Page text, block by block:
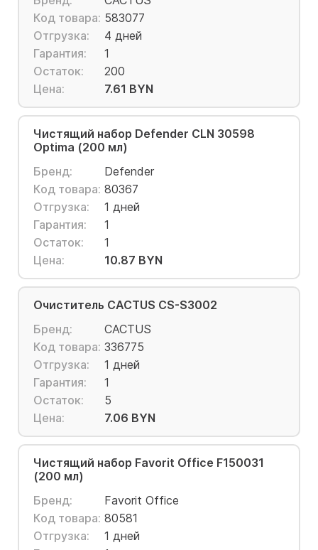
Код товара: 583077
Отгрузка:
4 дней
Гарантия:
1
Остаток:
200
Цена:
7.61 BYN
Чистящий набор Defender CLN 30598
Optima (200 мл)
Бренд:
Defender
Код товара: 80367
Отгрузка:
1 дней
Гарантия:
1
Остаток:
1
Цена:
10.87 BYN
Очиститель CACTUS CS-S3002
Бренд:
CACTUS
Код товара: 336775
Отгрузка:
1 дней
Гарантия:
1
Остаток:
5
Цена:
7.06 BYN
Чистящий набор Favorit Office F150031
(200 мл)
Бренд:
Favorit Office
Код товара: 80581
Отгрузка:
1 дней